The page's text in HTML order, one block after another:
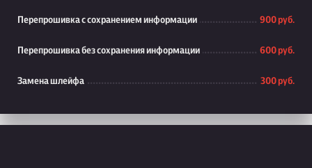
Перепрошивка с сохранением информации 900 руб.
Перепрошивка без сохранения информации 600 руб.
Замена шлейфа 300 руб.